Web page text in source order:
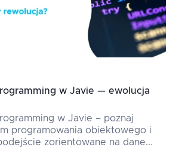
w Javie — ewolucja
w Javie – poznaj
programowania obiektowego i
zorientowane na dane...